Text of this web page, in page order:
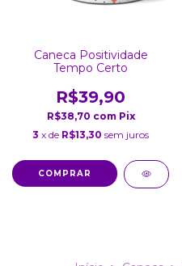
Caneca Positividade
Tempo Certo
R$39,90
R$38,70 com Pix
3 x de R$13,30 sem juros
COMPRAR